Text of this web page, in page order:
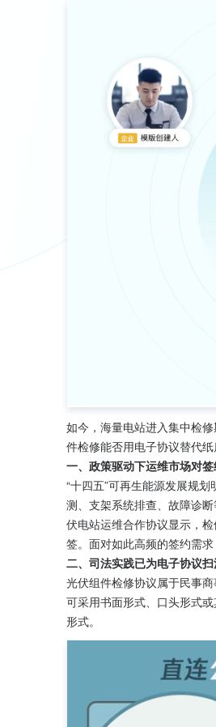
如今，海量电站进入集中检
件检修能否用电子协议替代
一、政策驱动下运维市场对
“十四五”可再生能源发展规
测、支架系统排查、故障诊
伏电站运维合作协议显示，
签。面对如此高频的签约需
二、司法实践已为电子协议
光伏组件检修协议属于民事
可采用书面形式、口头形式
形式。